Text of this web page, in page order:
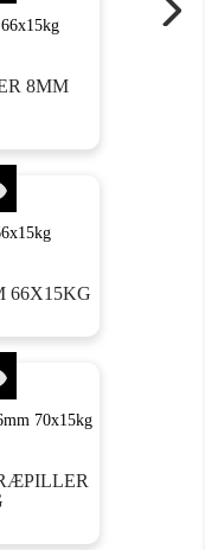
8MM
66X15KG